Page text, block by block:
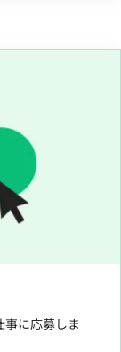
に応募しま